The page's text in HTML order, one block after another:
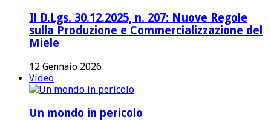
Il D.Lgs. 30.12.2025, n. 207: Nuove Regole
sulla Produzione e Commercializzazione del
Miele
12 Gennaio 2026
Video
Un mondo in pericolo